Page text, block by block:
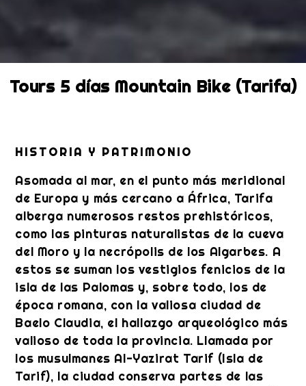
Tours 5 días Mountain Bike (Tarifa)
HISTORIA Y PATRIMONIO
Asomada al mar, en el punto más meridional
de Europa y más cercano a África, Tarifa
alberga numerosos restos prehistóricos,
como las pinturas naturalistas de la cueva
del Moro y la necrópolis de los Algarbes. A
estos se suman los vestigios fenicios de la
isla de las Palomas y, sobre todo, los de
época romana, con la valiosa ciudad de
Baelo Claudia, el hallazgo arqueológico más
valioso de toda la provincia. Llamada por
los musulmanes Al-Yazirat Tarif (Isla de
Tarif), la ciudad conserva partes de las